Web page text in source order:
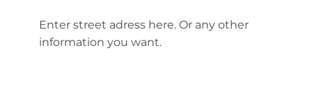
Enter street adress here. Or any other
information you want.